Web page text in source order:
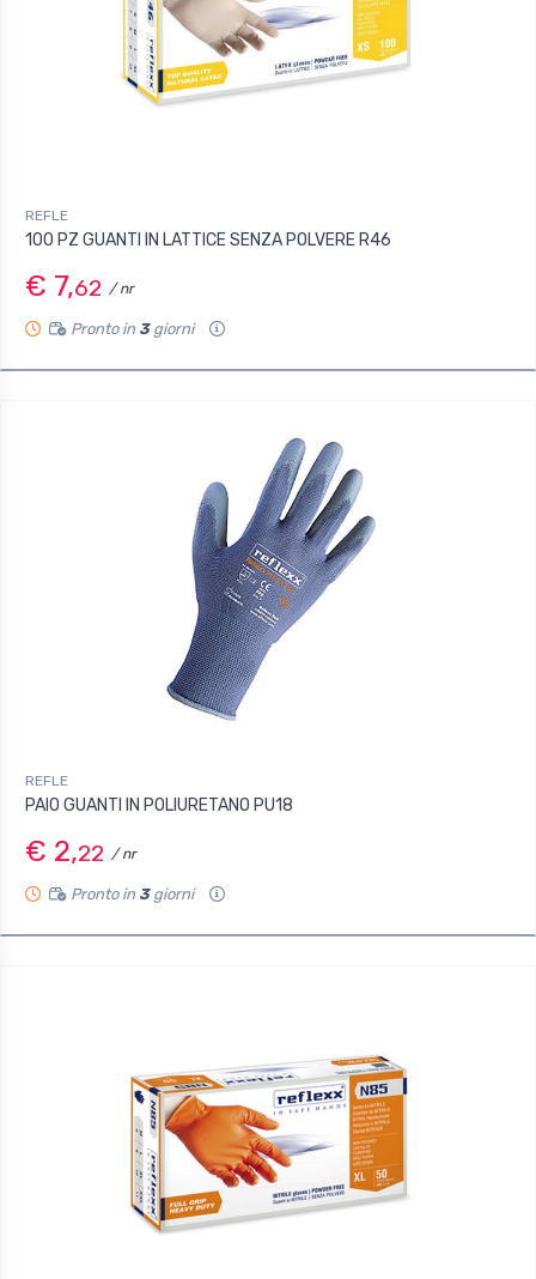
REFLE
100 PZ GUANTI IN LATTICE SENZA POLVERE R46
€ 7,62 / nr
Pronto in 3giorni
REFLE
PAIO GUANTI IN POLIURETANO PU18
€ 2,22 / nr
Pronto in 3giorni